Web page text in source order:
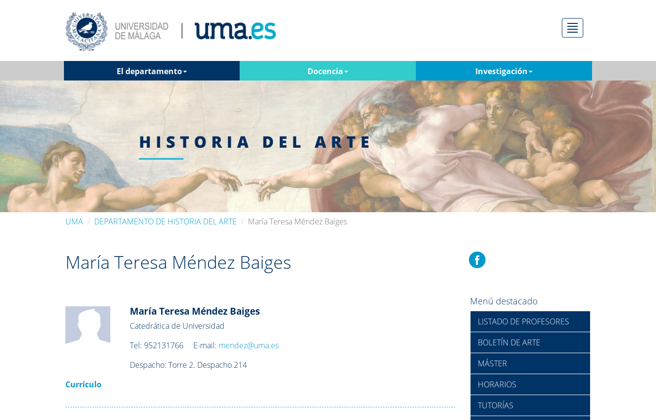
Menú
El departamento Docencia Investigación
UMA DEPARTAMENTO DE HISTORIA DEL ARTE María Teresa Méndez Baiges
María Teresa Méndez Baiges
María Teresa Méndez Baiges
Catedrática de Universidad
Tel: 952131766 E-mail: mendez@uma.es
Despacho:Torre 2. Despacho 214
Currículo
Menú destacado
LISTADO DE PROFESORES
BOLETÍN DE ARTE
MÁSTER
HORARIOS
TUTORÍAS